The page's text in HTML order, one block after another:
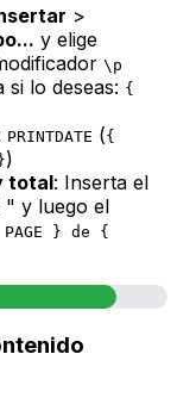
>
y elige
\p
lo deseas: {
PRINTDATE ({
)
total: Inserta el
" y luego el
} de {